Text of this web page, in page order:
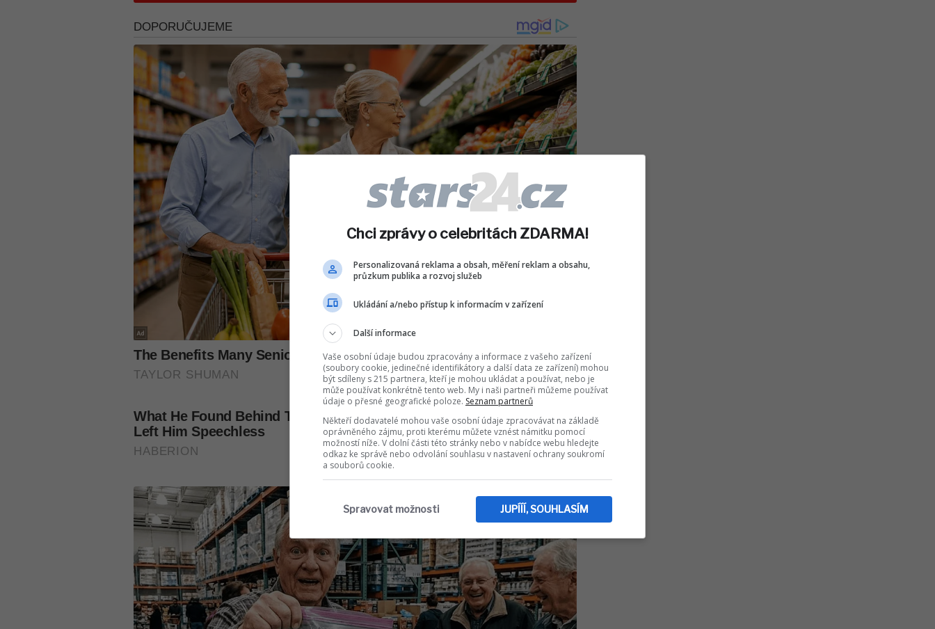
Chci zprávy o celebritách ZDARMA!
Personalizovaná reklama a obsah, měření reklam a obsahu,
průzkum publika a rozvoj služeb
Ukládání a/nebo přístup k informacím v zařízení
Další informace
Vaše osobní údaje budou zpracovány a informace z vašeho zařízení
(soubory cookie, jedinečné identifikátory a další data ze zařízení) mohou
být sdíleny s 215 partnera, kteří je mohou ukládat a používat, nebo je
může používat konkrétně tento web. My i naši partneři můžeme používat
údaje o přesné geografické poloze. Seznam partnerů
Někteří dodavatelé mohou vaše osobní údaje zpracovávat na základě
oprávněného zájmu, proti kterému můžete vznést námitku pomocí
možností níže. V dolní části této stránky nebo v nabídce webu hledejte
odkaz ke správě nebo odvolání souhlasu v nastavení ochrany soukromí
a souborů cookie.
JUPÍÍÍ, SOUHLASÍM
Spravovat možnosti